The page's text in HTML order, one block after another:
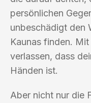
persönlichen
unbeschädigt den
Kaunas finden.
verlassen, dass
Händen ist.
Aber nicht nur die